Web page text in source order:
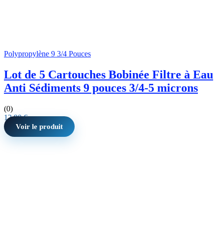
Polypropylène 9 3/4 Pouces
Lot de 5 Cartouches Bobinée Filtre à Eau
Anti Sédiments 9 pouces 3/4-5 microns
(0)
12,90€
Voir le produit